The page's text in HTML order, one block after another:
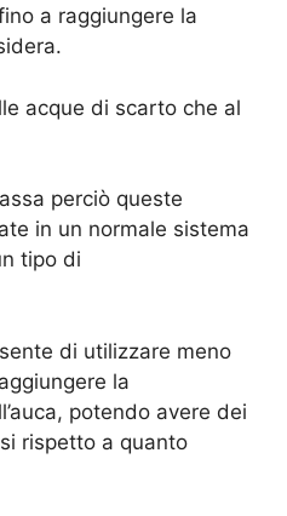
a raggiungere la
acque di scarto che al
perciò queste
in un normale sistema
tipo di
di utilizzare meno
la
potendo avere dei
rispetto a quanto